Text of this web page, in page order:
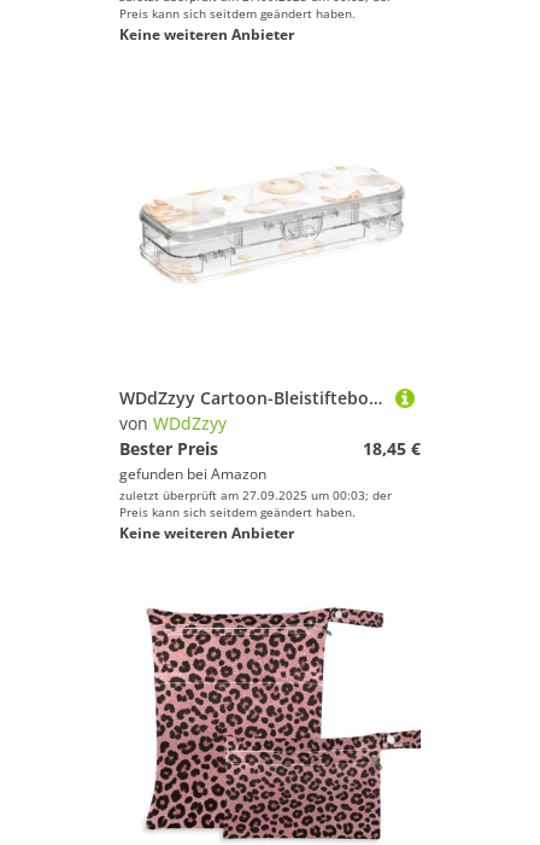
Preis kann sich seitdem geändert haben.
Keine weiteren Anbieter
WDdZzyy Cartoon-Bleistiftebox mit süßem braunem Fuchs, Kunststoff, transparent, doppellagig, harte Stiftebox für Schreibwaren mit Deckel
von WDdZzyy
Bester Preis
18,45 €
gefunden bei Amazon
zuletzt überprüft am 27.09.2025 um 00:03; der
Preis kann sich seitdem geändert haben.
Keine weiteren Anbieter